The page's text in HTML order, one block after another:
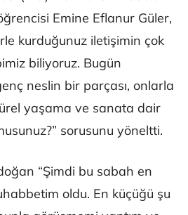
Emine Eflanur Güler,
kurduğunuz iletişimin çok
biliyoruz. Bugün
neslin bir parçası, onlarla
yaşama ve sanata dair
sorusunu yöneltti.
“Şimdi bu sabah en
oldu. En küçüğü şu